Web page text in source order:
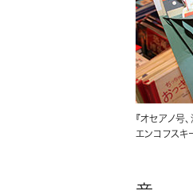
『オセアノ号
エンコフスキ